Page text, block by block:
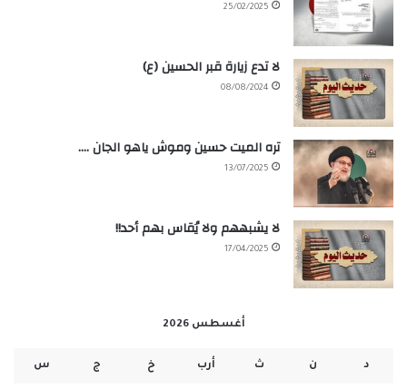
25/02/2025
لا تدع زيارة قبر الحسين (ع)
08/08/2024
تره الميت حسين وموش ياهو الجان ….
13/07/2025
لا يشبههم ولا يُقاس بهم أحد!!
17/04/2025
أغسطس 2026
د ن ث أرب خ ج س